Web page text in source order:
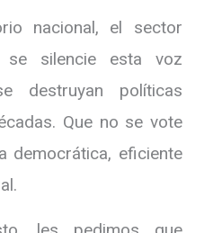
nacional, el sector
silencie esta voz
destruyan políticas
Que no se vote
democrática, eficiente